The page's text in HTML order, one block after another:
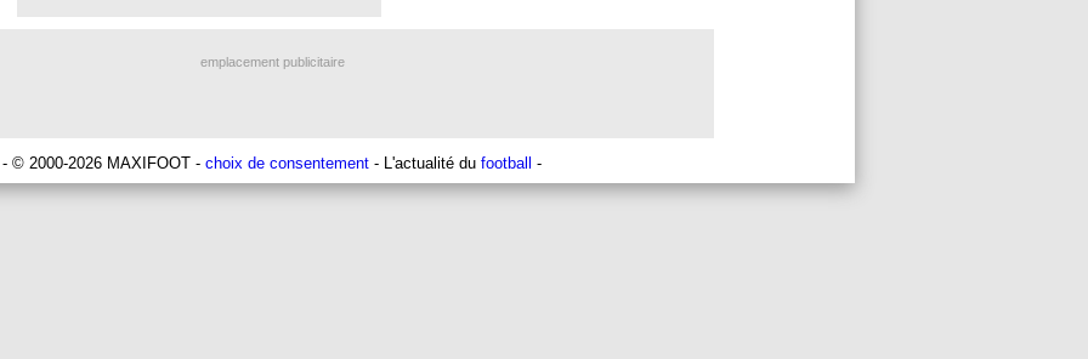
emplacement publicitaire
- © 2000-2026 MAXIFOOT - choix de consentement - L'actualité du football -